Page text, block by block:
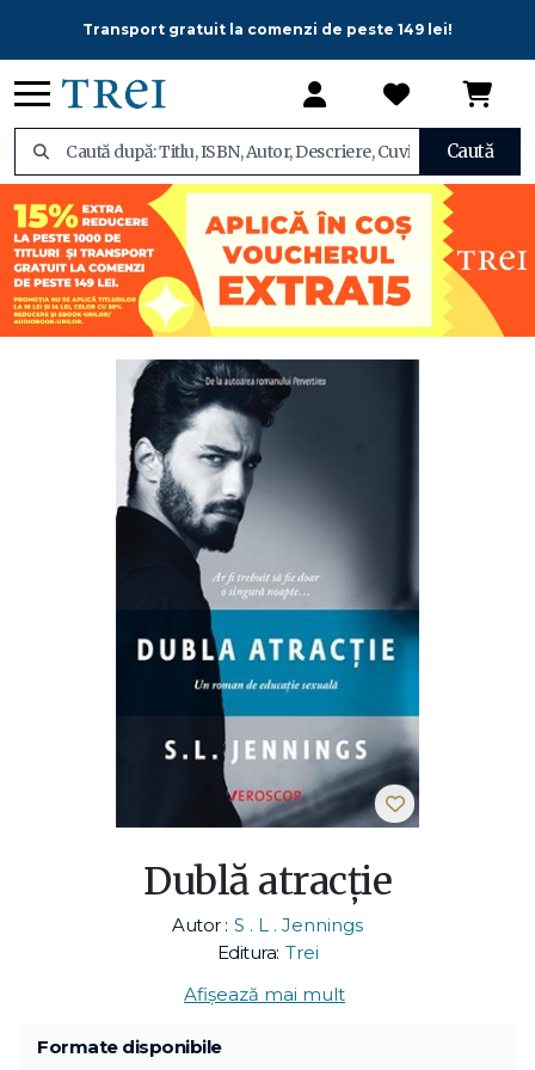
Transport gratuit la comenzi de peste 149 lei!
Caută
Dublă atracție
Autor : S . L . Jennings
Editura: Trei
Afișează mai mult
Formate disponibile